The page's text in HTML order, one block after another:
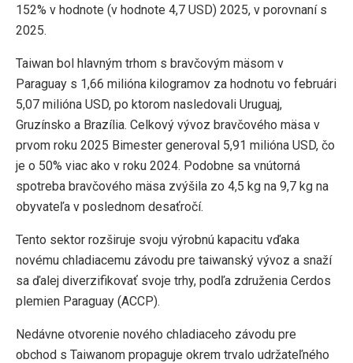
152% v hodnote (v hodnote 4,7 USD) 2025, v porovnaní s
2025.
Taiwan bol hlavným trhom s bravčovým mäsom v
Paraguay s 1,66 milióna kilogramov za hodnotu vo februári
5,07 milióna USD, po ktorom nasledovali Uruguaj,
Gruzínsko a Brazília. Celkový vývoz bravčového mäsa v
prvom roku 2025 Bimester generoval 5,91 milióna USD, čo
je o 50% viac ako v roku 2024. Podobne sa vnútorná
spotreba bravčového mäsa zvýšila zo 4,5 kg na 9,7 kg na
obyvateľa v poslednom desaťročí.
Tento sektor rozširuje svoju výrobnú kapacitu vďaka
novému chladiacemu závodu pre taiwanský vývoz a snaží
sa ďalej diverzifikovať svoje trhy, podľa združenia Cerdos
plemien Paraguay (ACCP).
Nedávne otvorenie nového chladiaceho závodu pre
obchod s Taiwanom propaguje okrem trvalo udržateľného